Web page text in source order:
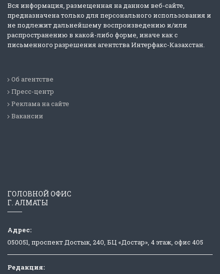
Вся информация, размещенная на данном веб-сайте,
предназначена только для персонального использования и
не подлежит дальнейшему воспроизведению и/или
распространению в какой-либо форме, иначе как с
письменного разрешения агентства Интерфакс-Казахстан.
Об агентстве
Пресс-центр
Реклама на сайте
Вакансии
ГОЛОВНОЙ ОФИС
Г. АЛМАТЫ
Адрес:
050051, проспект Достык, 240, БЦ «Достар», 4 этаж, офис 405
Редакция: